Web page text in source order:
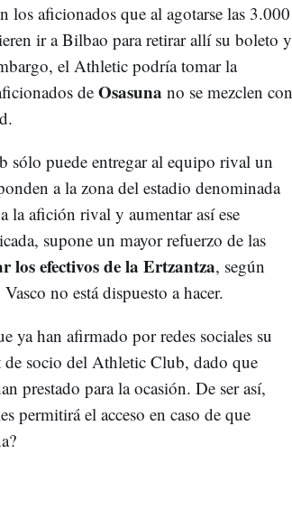
aficionados que al agotarse las 3.000
ir a Bilbao para retirar allí su boleto y
el Athletic podría tomar la
de Osasuna no se mezclen con
puede entregar al equipo rival un
a la zona del estadio denominada
la afición rival y aumentar así ese
supone un mayor refuerzo de las
los efectivos de la Ertzantza, según
no está dispuesto a hacer.
ya han afirmado por redes sociales su
de socio del Athletic Club, dado que
prestado para la ocasión. De ser así,
permitirá el acceso en caso de que